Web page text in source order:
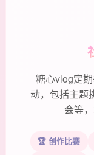
糖心vlog定
动，包括主题
会等
🏆 创作比赛